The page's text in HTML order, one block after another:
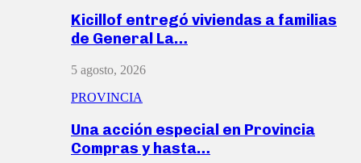
Kicillof entregó viviendas a familias
de General La…
5 agosto, 2026
PROVINCIA
Una acción especial en Provincia
Compras y hasta…